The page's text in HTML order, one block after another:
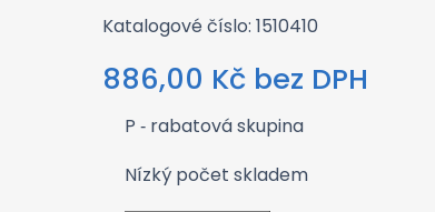
Katalogové číslo: 1510410
886,00 Kč bez DPH
P ‑ rabatová skupina
Nízký počet skladem